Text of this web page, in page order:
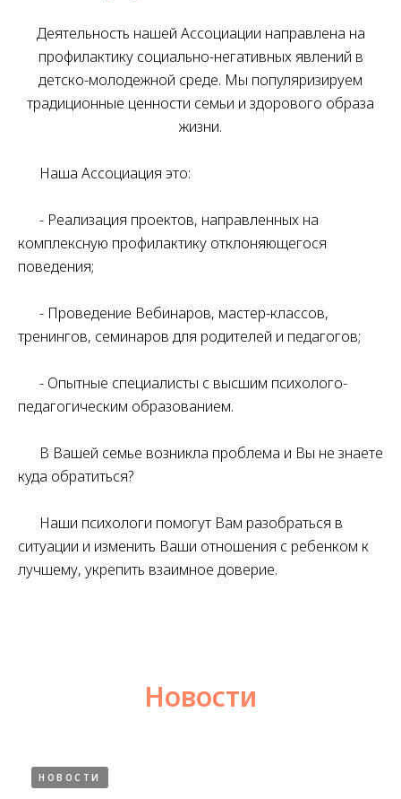
Деятельность нашей Ассоциации направлена на
профилактику социально-негативных явлений в
детско-молодежной среде. Мы популяризируем
традиционные ценности семьи и здорового образа
жизни.
⠀⠀Наша Ассоциация это:
⠀⠀- Реализация проектов, направленных на
комплексную профилактику отклоняющегося
поведения;
⠀⠀- Проведение Вебинаров, мастер-классов,
тренингов, семинаров для родителей и педагогов;
⠀⠀- Опытные специалисты с высшим психолого-
педагогическим образованием.
⠀⠀В Вашей семье возникла проблема и Вы не знаете
куда обратиться?
⠀⠀Наши психологи помогут Вам разобраться в
ситуации и изменить Ваши отношения с ребенком к
лучшему, укрепить взаимное доверие.
Новости
НОВОСТИ